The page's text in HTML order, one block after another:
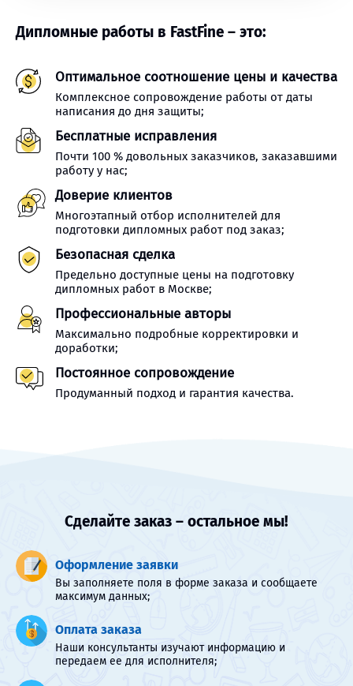
Дипломные работы в FastFine – это:
Оптимальное соотношение цены и качества
Комплексное сопровождение работы от даты
написания до дня защиты;
Бесплатные исправления
Почти 100 % довольных заказчиков, заказавшими
работу у нас;
Доверие клиентов
Многоэтапный отбор исполнителей для
подготовки дипломных работ под заказ;
Безопасная сделка
Предельно доступные цены на подготовку
дипломных работ в Москве;
Профессиональные авторы
Максимально подробные корректировки и
доработки;
Постоянное сопровождение
Продуманный подход и гарантия качества.
Сделайте заказ – остальное мы!
Оформление заявки
Вы заполняете поля в форме заказа и сообщаете
максимум данных;
Оплата заказа
Наши консультанты изучают информацию и
передаем ее для исполнителя;